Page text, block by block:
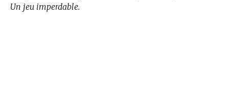
Un jeu imperdable.